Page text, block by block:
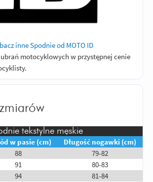
inne Spodnie od MOTO ID
motocyklowych w przystępnej cenie
tekstylne męskie
w pasie (cm)
Długość nogawki (cm)
88
79-82
91
80-83
94
81-84